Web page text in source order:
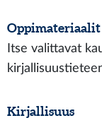
Oppimateriaalit
Itse valittavat
Kirjallisuus